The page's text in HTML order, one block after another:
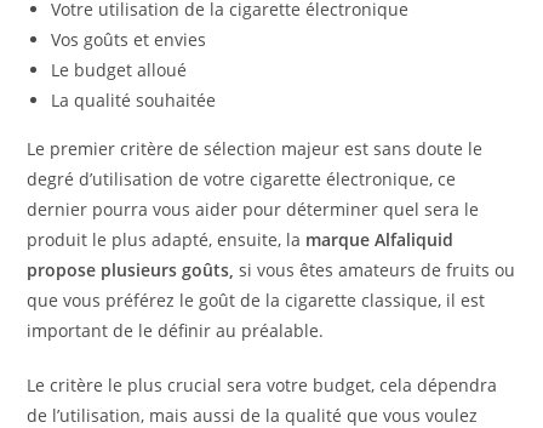
Votre utilisation de la cigarette électronique
Vos goûts et envies
Le budget alloué
La qualité souhaitée
Le premier critère de sélection majeur est sans doute le
degré d’utilisation de votre cigarette électronique, ce
dernier pourra vous aider pour déterminer quel sera le
produit le plus adapté, ensuite, la marque Alfaliquid
propose plusieurs goûts, si vous êtes amateurs de fruits ou
que vous préférez le goût de la cigarette classique, il est
important de le définir au préalable.
Le critère le plus crucial sera votre budget, cela dépendra
de l’utilisation, mais aussi de la qualité que vous voulez